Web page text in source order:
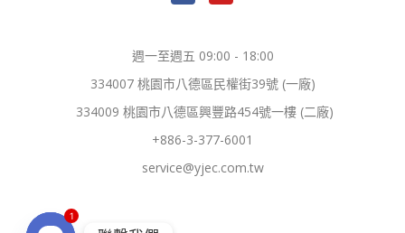
F
e
b
o
o
k
-
Y
t
u
b
e
週一至週五 09:00 - 18:00
334007 桃園市八德區民權街39號 (一廠)
334009 桃園市八德區興豐路454號一樓 (二廠)
+886-3-377-6001
service@yjec.com.tw
1